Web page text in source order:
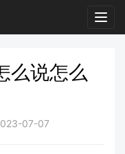
么说怎么
07-07